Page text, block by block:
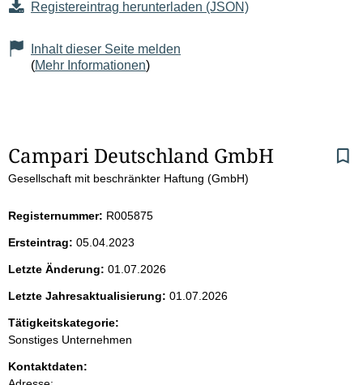
Registereintrag herunterladen (JSON)
Inhalt dieser Seite melden
(Mehr Informationen)
S
e
i
t
e
n
i
Campari Deutschland GmbH
Gesellschaft mit beschränkter Haftung (GmbH)
Registernummer: R005875
Ersteintrag: 05.04.2023
Letzte Änderung: 01.07.2026
Letzte Jahresaktualisierung: 01.07.2026
Tätigkeitskategorie:
Sonstiges Unternehmen
Kontaktdaten: